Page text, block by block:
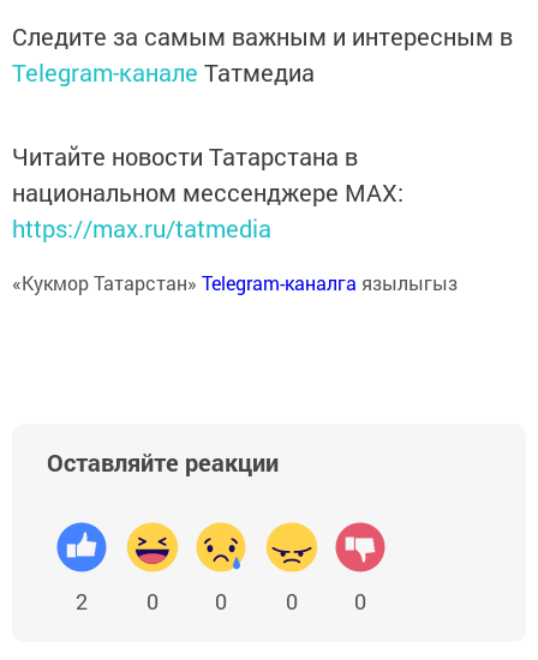
Следите за самым важным и интересным в
Telegram-канале Татмедиа
Читайте новости Татарстана в
национальном мессенджере MАХ:
https://max.ru/tatmedia
«Кукмор Татарстан» Telegram-каналга язылыгыз
Оставляйте реакции
2 0 0 0 0